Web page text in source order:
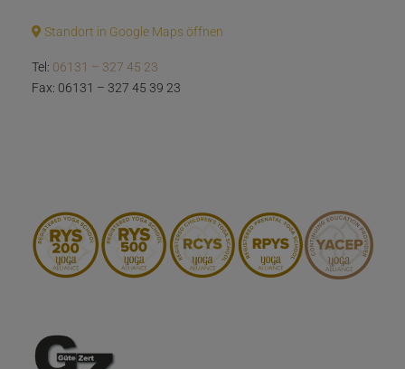
Standort in Google Maps öffnen
Tel: 06131 – 327 45 23
Fax: 06131 – 327 45 39 23